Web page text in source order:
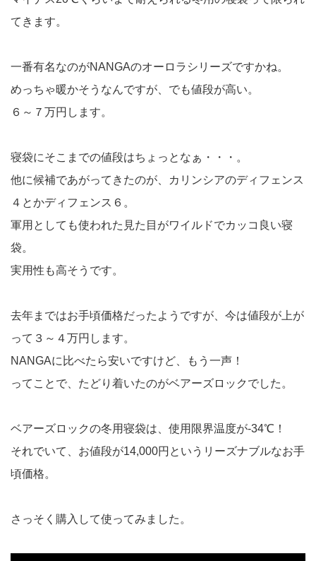
てきます。
一番有名なのがNANGAのオーロラシリーズですかね。
めっちゃ暖かそうなんですが、でも値段が高い。
６～７万円します。
寝袋にそこまでの値段はちょっとなぁ・・・。
他に候補であがってきたのが、カリンシアのディフェンス
４とかディフェンス６。
軍用としても使われた見た目がワイルドでカッコ良い寝
袋。
実用性も高そうです。
去年まではお手頃価格だったようですが、今は値段が上が
って３～４万円します。
NANGAに比べたら安いですけど、もう一声！
ってことで、たどり着いたのがベアーズロックでした。
ベアーズロックの冬用寝袋は、使用限界温度が-34℃！
それでいて、お値段が14,000円というリーズナブルなお手
頃価格。
さっそく購入して使ってみました。